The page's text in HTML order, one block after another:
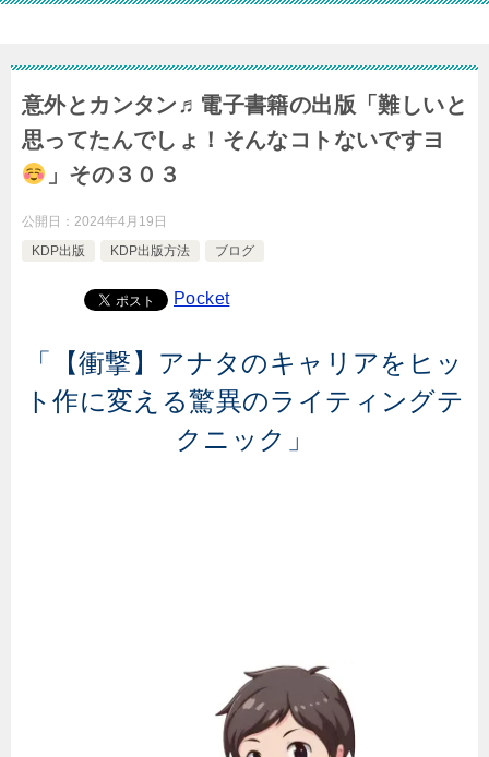
意外とカンタン♬電子書籍の出版「難しいと
思ってたんでしょ！そんなコトないですヨ
」その３０３
公開日： 2024年4月19日
KDP出版
KDP出版方法 ブログ
Pocket
「【衝撃】アナタのキャリアをヒッ
ト作に変える驚異のライティングテ
クニック」